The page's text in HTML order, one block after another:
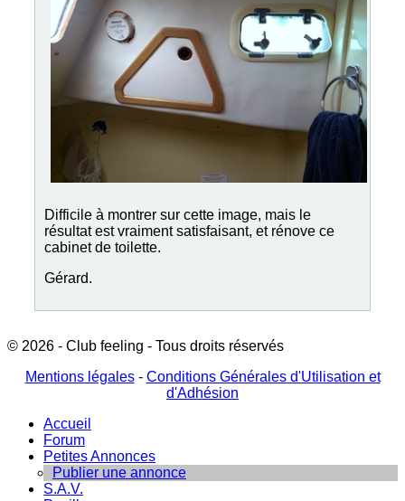
Difficile à montrer sur cette image, mais le
résultat est vraiment satisfaisant, et rénove ce
cabinet de toilette.
Gérard.
© 2026 - Club feeling - Tous droits réservés
Mentions légales- Conditions Générales d'Utilisation et
d'Adhésion
Accueil
Forum
Petites Annonces
Publier une annonce
S.A.V.